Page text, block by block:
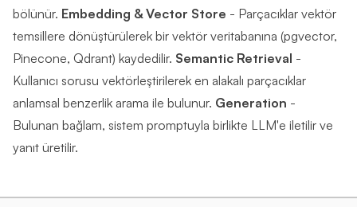
bölünür. Embedding & Vector Store - Parçacıklar vektör
temsillere dönüştürülerek bir vektör veritabanına (pgvector,
Pinecone, Qdrant) kaydedilir. Semantic Retrieval -
Kullanıcı sorusu vektörleştirilerek en alakalı parçacıklar
anlamsal benzerlik arama ile bulunur. Generation -
Bulunan bağlam, sistem promptuyla birlikte LLM'e iletilir ve
yanıt üretilir.